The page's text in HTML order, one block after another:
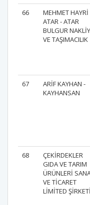
66
MEHMET HAYRİ
ATAR - ATAR
BULGUR
VE TAŞIMACILIK
67
ARİF KAYHAN -
KAYHANSAN
68
ÇEKİRDEKLER
GIDA VE TARIM
ÜRÜNLERİ
VE TİCARET
LİMİTED ŞİRKETİ